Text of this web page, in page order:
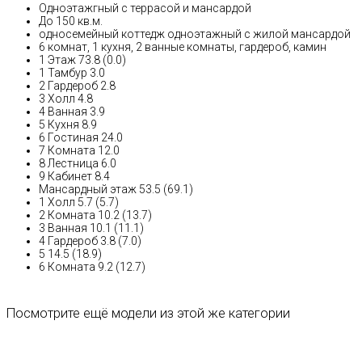
Одноэтажгный с террасой и мансардой
До 150 кв.м.
односемейный коттедж одноэтажный с жилой мансардой
6 комнат, 1 кухня, 2 ванные комнаты, гардероб, камин
1 Этаж 73.8 (0.0)
1 Тамбур 3.0
2 Гардероб 2.8
3 Холл 4.8
4 Ванная 3.9
5 Кухня 8.9
6 Гостиная 24.0
7 Комната 12.0
8 Лестница 6.0
9 Кабинет 8.4
Мансардный этаж 53.5 (69.1)
1 Холл 5.7 (5.7)
2 Комната 10.2 (13.7)
3 Ванная 10.1 (11.1)
4 Гардероб 3.8 (7.0)
5 14.5 (18.9)
6 Комната 9.2 (12.7)
Посмотрите ещё модели из этой же категории